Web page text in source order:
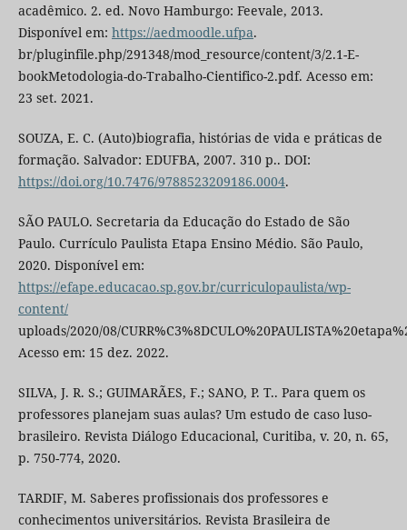
acadêmico. 2. ed. Novo Hamburgo: Feevale, 2013.
Disponível em: https://aedmoodle.ufpa.
br/pluginfile.php/291348/mod_resource/content/3/2.1-E-
bookMetodologia-do-Trabalho-Cientifico-2.pdf. Acesso em:
23 set. 2021.
SOUZA, E. C. (Auto)biografia, histórias de vida e práticas de
formação. Salvador: EDUFBA, 2007. 310 p.. DOI:
https://doi.org/10.7476/9788523209186.0004.
SÃO PAULO. Secretaria da Educação do Estado de São
Paulo. Currículo Paulista Etapa Ensino Médio. São Paulo,
2020. Disponível em:
https://efape.educacao.sp.gov.br/curriculopaulista/wp-
content/
uploads/2020/08/
Acesso em: 15 dez. 2022.
SILVA, J. R. S.; GUIMARÃES, F.; SANO, P. T.. Para quem os
professores planejam suas aulas? Um estudo de caso luso-
brasileiro. Revista Diálogo Educacional, Curitiba, v. 20, n. 65,
p. 750-774, 2020.
TARDIF, M. Saberes profissionais dos professores e
conhecimentos universitários. Revista Brasileira de